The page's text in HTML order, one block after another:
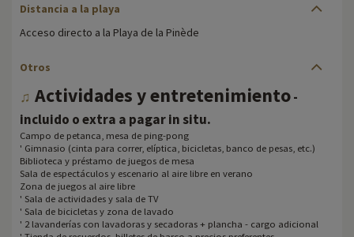
Distancia a la playa
Acceso directo a la Playa de la Pinède
Otros
♫ Actividades y entretenimiento-
incluido o extra a pagar in situ.
Campo de petanca, mesa de ping-pong
' Gimnasio (cinta para correr, elíptica, bicicletas, banco de pesas, etc.)
Biblioteca y préstamo de juegos de mesa
Sala de espectáculos y escenario al aire libre en verano
Zona de juegos al aire libre
' Sala de actividades y sala de TV
' Sala de bicicletas y zona de lavado
' 2 lavanderías con lavadoras y secadoras + plancha - cargo adicional